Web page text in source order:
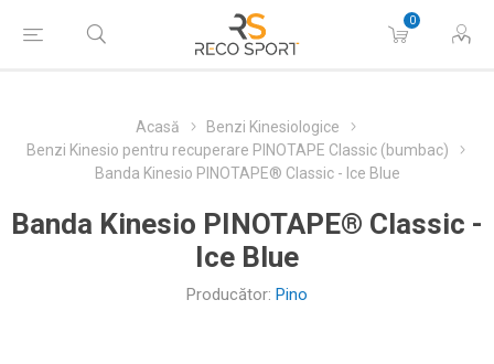
0
Acasă
Benzi Kinesiologice
Benzi Kinesio pentru recuperare PINOTAPE Classic (bumbac)
Banda Kinesio PINOTAPE® Classic - Ice Blue
Banda Kinesio PINOTAPE® Classic -
Ice Blue
Producător: Pino